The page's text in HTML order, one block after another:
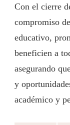
Con el cierre
compromiso
educativo,
beneficien a
asegurando
y
académico y